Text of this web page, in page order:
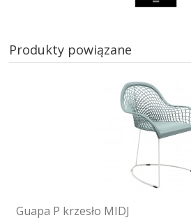
Produkty powiązane
Guapa P krzesło MIDJ